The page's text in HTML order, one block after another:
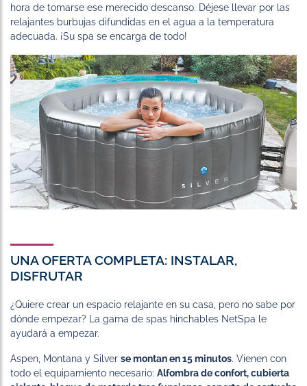
hora de tomarse ese merecido descanso. Déjese llevar por las
relajantes burbujas difundidas en el agua a la temperatura
adecuada. ¡Su spa se encarga de todo!
UNA OFERTA COMPLETA: INSTALAR,
DISFRUTAR
¿Quiere crear un espacio relajante en su casa, pero no sabe por
dónde empezar? La gama de spas hinchables NetSpa le
ayudará a empezar.
Aspen, Montana y Silver se montan en 15 minutos. Vienen con
todo el equipamiento necesario: Alfombra de confort, cubierta